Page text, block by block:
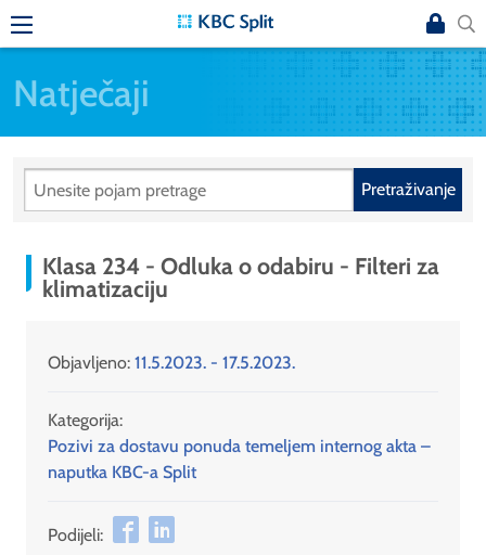
Natječaji
Pretraživanje
Klasa 234 - Odluka o odabiru - Filteri za
klimatizaciju
Objavljeno: 11.5.2023. - 17.5.2023.
Kategorija:
Pozivi za dostavu ponuda temeljem internog akta –
naputka KBC-a Split
Podijeli: